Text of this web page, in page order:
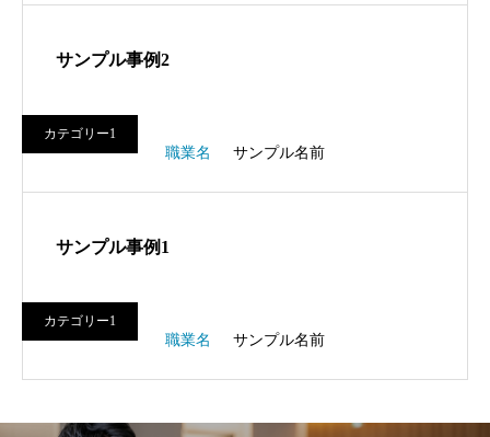
サンプル事例2
職業名 サンプル名前
カテゴリー1
サンプル事例1
職業名 サンプル名前
カテゴリー1